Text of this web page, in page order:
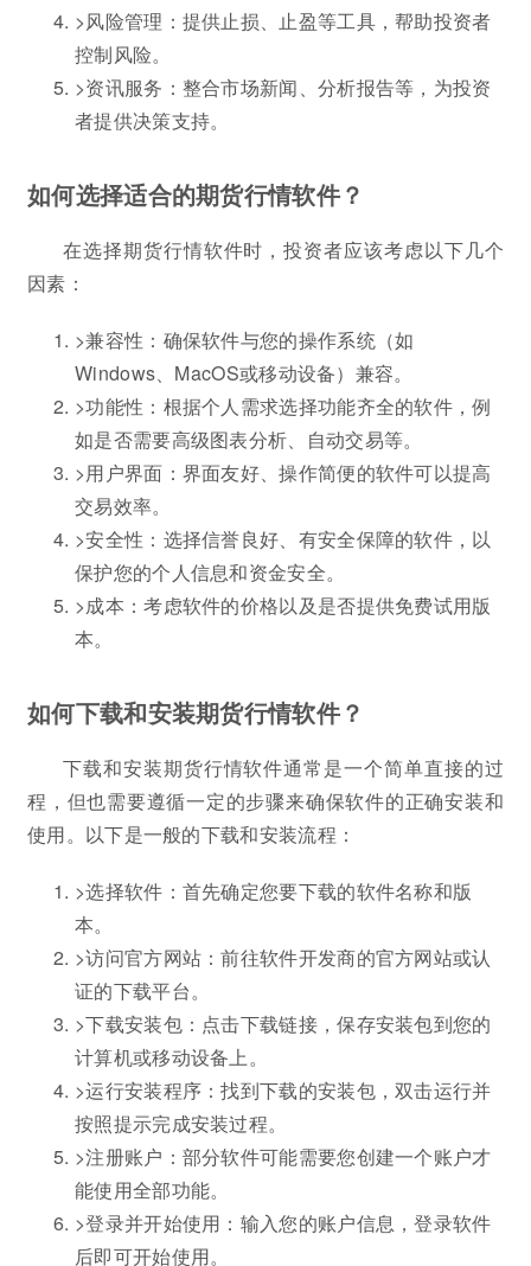
>风险管理：提供止损、止盈等工具，帮助投资者
控制风险。
>资讯服务：整合市场新闻、分析报告等，为投资
者提供决策支持。
如何选择适合的期货行情软件？
在选择期货行情软件时，投资者应该考虑以下几个
因素：
>兼容性：确保软件与您的操作系统（如
Windows、MacOS或移动设备）兼容。
>功能性：根据个人需求选择功能齐全的软件，例
如是否需要高级图表分析、自动交易等。
>用户界面：界面友好、操作简便的软件可以提高
交易效率。
>安全性：选择信誉良好、有安全保障的软件，以
保护您的个人信息和资金安全。
>成本：考虑软件的价格以及是否提供免费试用版
本。
如何下载和安装期货行情软件？
下载和安装期货行情软件通常是一个简单直接的过
程，但也需要遵循一定的步骤来确保软件的正确安装和
使用。以下是一般的下载和安装流程：
>选择软件：首先确定您要下载的软件名称和版
本。
>访问官方网站：前往软件开发商的官方网站或认
证的下载平台。
>下载安装包：点击下载链接，保存安装包到您的
计算机或移动设备上。
>运行安装程序：找到下载的安装包，双击运行并
按照提示完成安装过程。
>注册账户：部分软件可能需要您创建一个账户才
能使用全部功能。
>登录并开始使用：输入您的账户信息，登录软件
后即可开始使用。